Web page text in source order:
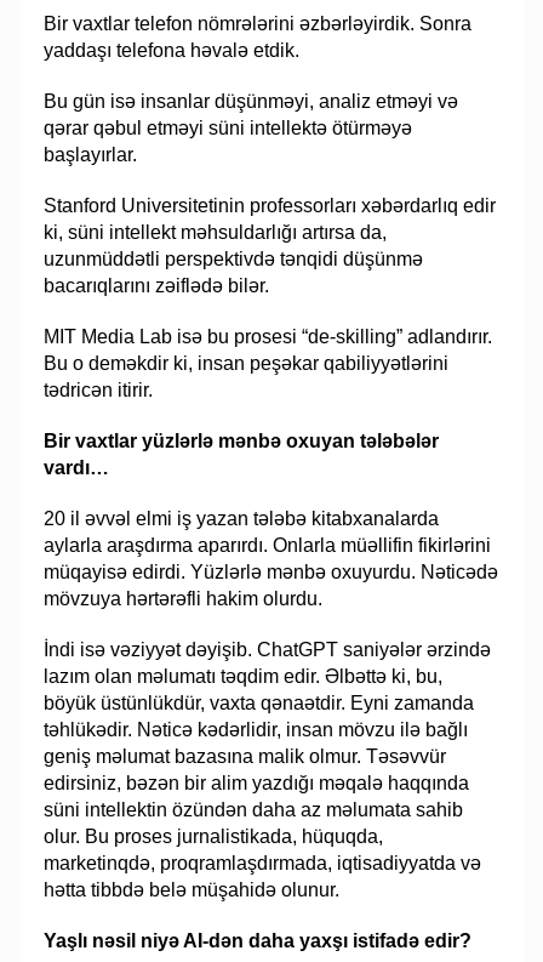
Bir vaxtlar telefon nömrələrini əzbərləyirdik. Sonra
yaddaşı telefona həvalə etdik.
Bu gün isə insanlar düşünməyi, analiz etməyi və
qərar qəbul etməyi süni intellektə ötürməyə
başlayırlar.
Stanford Universitetinin professorları xəbərdarlıq edir
ki, süni intellekt məhsuldarlığı artırsa da,
uzunmüddətli perspektivdə tənqidi düşünmə
bacarıqlarını zəiflədə bilər.
MIT Media Lab isə bu prosesi “de-skilling” adlandırır.
Bu o deməkdir ki, insan peşəkar qabiliyyətlərini
tədricən itirir.
Bir vaxtlar yüzlərlə mənbə oxuyan tələbələr
vardı…
20 il əvvəl elmi iş yazan tələbə kitabxanalarda
aylarla araşdırma aparırdı. Onlarla müəllifin fikirlərini
müqayisə edirdi. Yüzlərlə mənbə oxuyurdu. Nəticədə
mövzuya hərtərəfli hakim olurdu.
İndi isə vəziyyət dəyişib. ChatGPT saniyələr ərzində
lazım olan məlumatı təqdim edir. Əlbəttə ki, bu,
böyük üstünlükdür, vaxta qənaətdir. Eyni zamanda
təhlükədir. Nəticə kədərlidir, insan mövzu ilə bağlı
geniş məlumat bazasına malik olmur. Təsəvvür
edirsiniz, bəzən bir alim yazdığı məqalə haqqında
süni intellektin özündən daha az məlumata sahib
olur. Bu proses jurnalistikada, hüquqda,
marketinqdə, proqramlaşdırmada, iqtisadiyyatda və
hətta tibbdə belə müşahidə olunur.
Yaşlı nəsil niyə AI-dən daha yaxşı istifadə edir?